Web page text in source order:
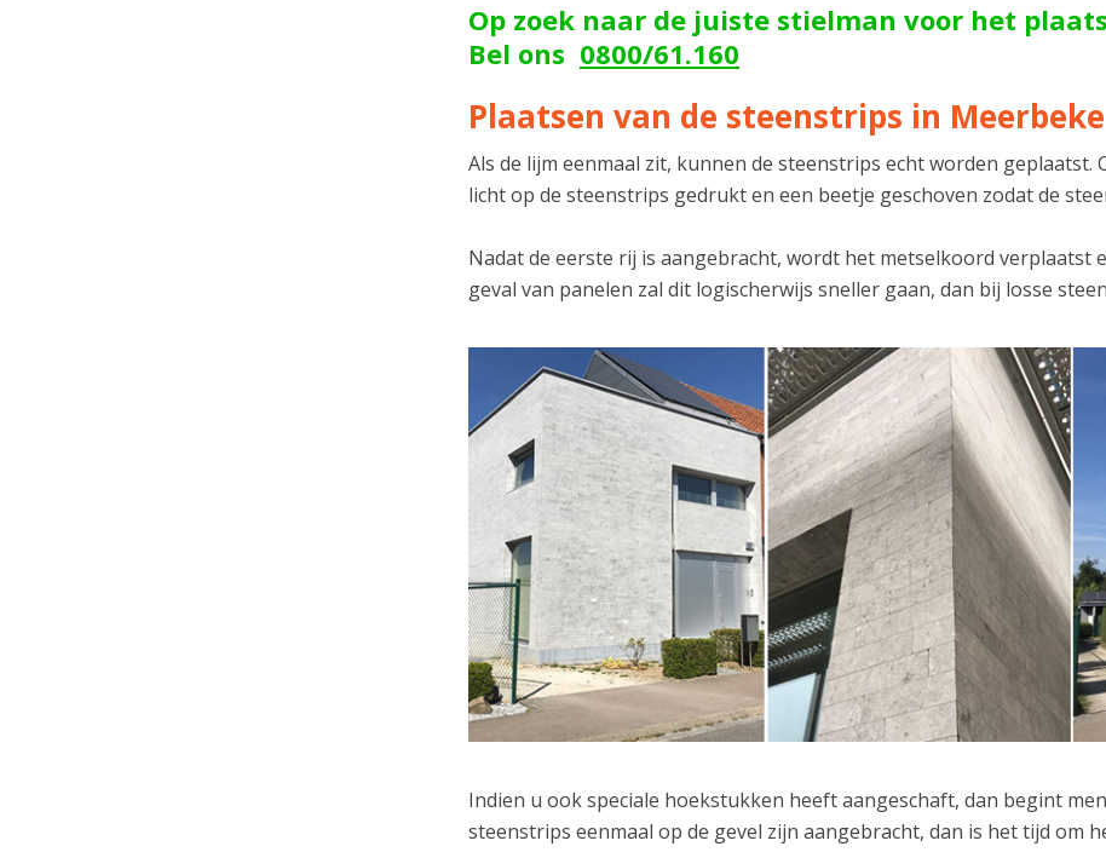
Op zoek naar de juiste stielman voor het
Bel ons 0800/61.160
Plaatsen van de steenstrips in Meerbeke
Als de lijm eenmaal zit, kunnen de steenstrips echt worden
licht op de steenstrips gedrukt en een beetje geschoven zodat de
Nadat de eerste rij is aangebracht, wordt het metselkoord verplaatst
geval van panelen zal dit logischerwijs sneller gaan, dan bij losse
Indien u ook speciale hoekstukken heeft aangeschaft, dan begint
steenstrips eenmaal op de gevel zijn aangebracht, dan is het tijd om